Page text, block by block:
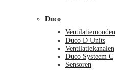
Duco
Ventilatiemonden
Duco D Units
Ventilatiekanalen
Duco Systeem C
Sensoren